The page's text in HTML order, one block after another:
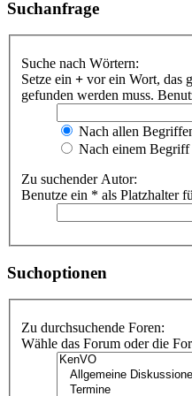
Suchanfrage
Suche nach Wörtern:
Setze ein + vor ein Wort, das
gefunden werden muss.
Nach allen
Nach einem Begriff
Zu suchender Autor:
Benutze ein * als Platzhalter
Suchoptionen
Zu durchsuchende Foren:
Wähle das Forum oder die